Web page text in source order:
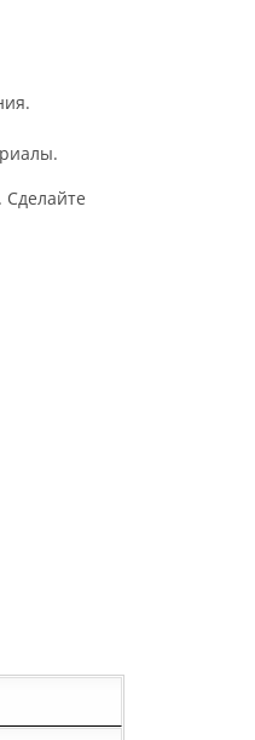
Сделайте